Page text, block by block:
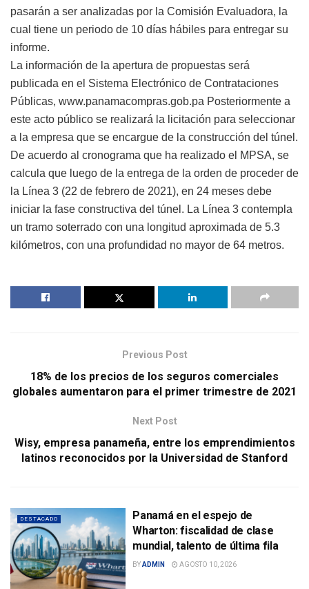
pasarán a ser analizadas por la Comisión Evaluadora, la
cual tiene un periodo de 10 días hábiles para entregar su
informe.
La información de la apertura de propuestas será
publicada en el Sistema Electrónico de Contrataciones
Públicas, www.panamacompras.gob.pa Posteriormente a
este acto público se realizará la licitación para seleccionar
a la empresa que se encargue de la construcción del túnel.
De acuerdo al cronograma que ha realizado el MPSA, se
calcula que luego de la entrega de la orden de proceder de
la Línea 3 (22 de febrero de 2021), en 24 meses debe
iniciar la fase constructiva del túnel. La Línea 3 contempla
un tramo soterrado con una longitud aproximada de 5.3
kilómetros, con una profundidad no mayor de 64 metros.
Previous Post
18% de los precios de los seguros comerciales
globales aumentaron para el primer trimestre de 2021
Next Post
Wisy, empresa panameña, entre los emprendimientos
latinos reconocidos por la Universidad de Stanford
DESTACADO
Panamá en el espejo de
Wharton: fiscalidad de clase
mundial, talento de última fila
BYADMIN AGOSTO 10, 2026